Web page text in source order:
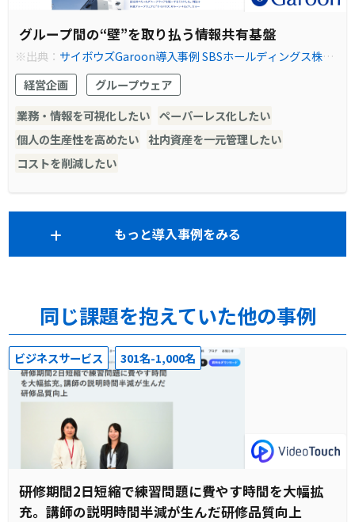
グループ間の“壁”を取り払う情報共有基盤
※出典： サイボウズGaroon導入事例 SBSホールディングス株式
会社｜サイボウズ Garoon（ガルーン）
経営企画
グループウェア
業務・情報を可視化したい ペーパーレス化したい
個人の生産性を高めたい 社内資産を一元管理したい
コストを削減したい
もっと導入事例をみる
同じ課題を抱えていた他の事例
ビジネスサービス 301名-1,000名
研修期間2日短縮で練習問題に費やす時間を大幅拡
充。講師の説明時間半減が生んだ研修品質向上